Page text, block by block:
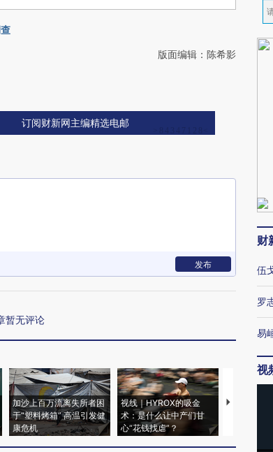
版面编辑：陈希影
订阅财新网主编精选电邮
发布
暂无评论
加沙上百万流离失所者困
于“塑料烤箱” 高温引发健
康危机
视线｜HYROX的吸金
术：是什么让中产们甘
心“花钱找虐”？
马航飞行员
财
伍
罗
易
视